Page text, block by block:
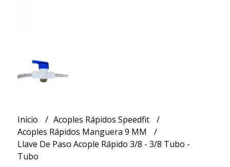
Inicio
Acoples Rápidos Speedfit
Acoples Rápidos Manguera 9 MM
Llave De Paso Acople Rápido 3/8 - 3/8 Tubo -
Tubo